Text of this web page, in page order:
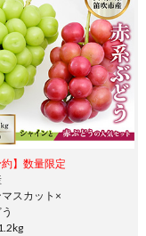
約】数量限定
スカット×